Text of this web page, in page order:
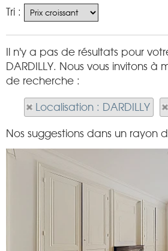
Tri :
Il n'y a pas de résultats pour
DARDILLY. Nous vous invitons à
de recherche :
Localisation : DARDILLY
Nos suggestions dans un rayon